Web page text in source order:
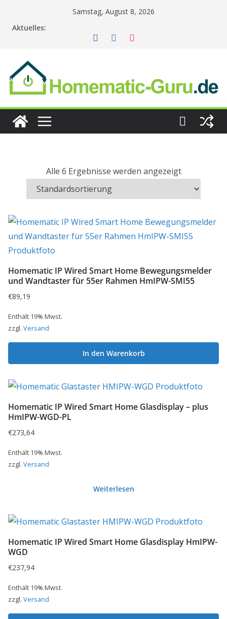
Samstag, August 8, 2026
Aktuelles:
Alle 6 Ergebnisse werden angezeigt
Homematic IP Wired Smart Home Bewegungsmelder
und Wandtaster für 55er Rahmen HmIPW-SMI55
€89,19
Enthält 19% Mwst.
zzgl. Versand
In den Warenkorb
Homematic IP Wired Smart Home Glasdisplay – plus
HmIPW-WGD-PL
€273,64
Enthält 19% Mwst.
zzgl. Versand
Weiterlesen
Homematic IP Wired Smart Home Glasdisplay HmIPW-
WGD
€237,94
Enthält 19% Mwst.
zzgl. Versand